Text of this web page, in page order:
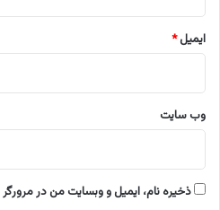
ایمیل*
وب‌ سایت
ذخیره نام، ایمیل و وبسایت من در مرورگر